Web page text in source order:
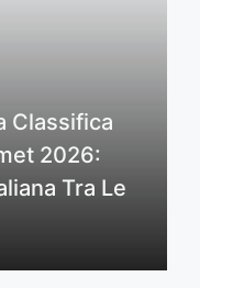
Classifica
2026:
Tra Le